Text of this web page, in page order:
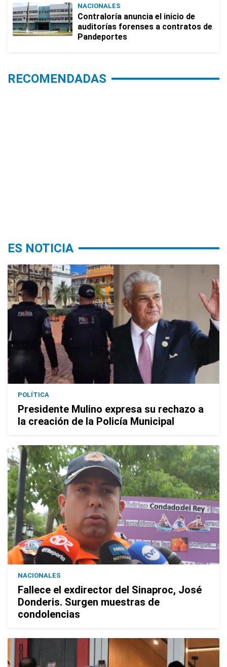
NACIONALES
Contraloría anuncia el inicio de
auditorías forenses a contratos de
Pandeportes
RECOMENDADAS
ES NOTICIA
POLÍTICA
Presidente Mulino expresa su rechazo a
la creación de la Policía Municipal
NACIONALES
Fallece el exdirector del Sinaproc, José
Donderis. Surgen muestras de
condolencias